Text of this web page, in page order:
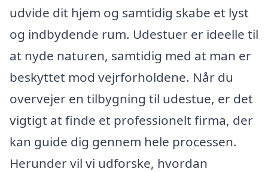
udvide dit hjem og samtidig skabe et lyst
og indbydende rum. Udestuer er ideelle til
at nyde naturen, samtidig med at man er
beskyttet mod vejrforholdene. Når du
overvejer en tilbygning til udestue, er det
vigtigt at finde et professionelt firma, der
kan guide dig gennem hele processen.
Herunder vil vi udforske, hvordan